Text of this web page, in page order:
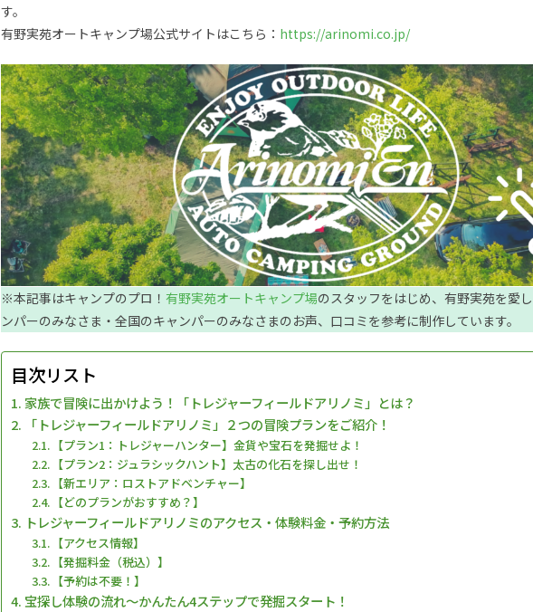
す。
有野実苑オートキャンプ場公式サイトはこちら： https://arinomi.co.jp/
※本記事はキャンプのプロ！ 有野実苑オートキャンプ場のスタッフをはじめ、有野実苑を愛
ンパーのみなさま・全国のキャンパーのみなさまのお声、口コミを参考に制作しています。
目次リスト
家族で冒険に出かけよう！「トレジャーフィールドアリノミ」とは？
「トレジャーフィールドアリノミ」２つの冒険プランをご紹介！
【プラン1：トレジャーハンター】金貨や宝石を発掘せよ！
【プラン2：ジュラシックハント】太古の化石を探し出せ！
【新エリア：ロストアドベンチャー】
【どのプランがおすすめ？】
トレジャーフィールドアリノミのアクセス・体験料金・予約方法
【アクセス情報】
【発掘料金（税込）】
【予約は不要！】
宝探し体験の流れ〜かんたん4ステップで発掘スタート！